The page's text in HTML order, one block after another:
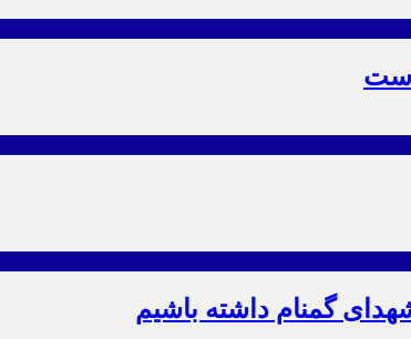
گمنام داشته باشیم